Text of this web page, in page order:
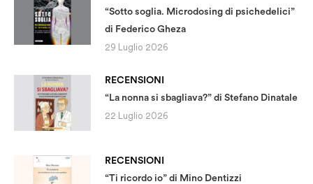
“Sotto soglia. Microdosing di psichedelici”
di Federico Gheza
29 Luglio 2026
RECENSIONI
“La nonna si sbagliava?” di Stefano Dinatale
22 Luglio 2026
RECENSIONI
“Ti ricordo io” di Mino Dentizzi